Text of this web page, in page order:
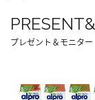
プレゼント＆モニター